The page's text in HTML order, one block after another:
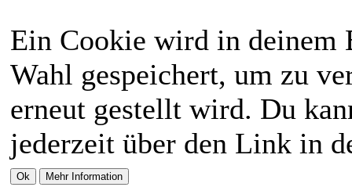
Ein Cookie wird in deinem
Wahl gespeichert, um zu
erneut gestellt wird. Du
jederzeit über den Link in